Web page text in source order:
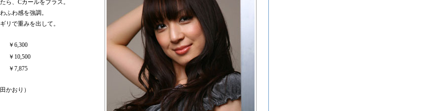
ら、Cカールをプラス。
ふわ感を強調。
リで重みを出して。
￥6,300
￥10,500
￥7,875
かおり）